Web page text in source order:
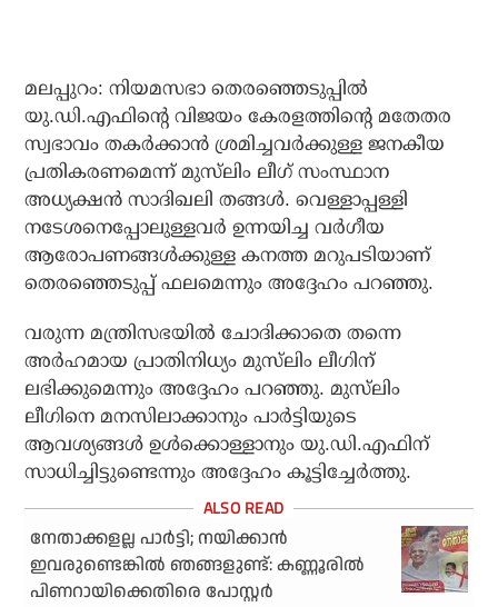
മലപ്പുറം: നിയമസഭാ തെരഞ്ഞെടുപ്പില്‍
യു.ഡി.എഫിന്റെ വിജയം കേരളത്തിന്റെ മതേതര
സ്വഭാവം തകര്‍ക്കാന്‍ ശ്രമിച്ചവര്‍ക്കുള്ള ജനകീയ
പ്രതികരണമെന്ന് മുസ്‌ലിം ലീഗ് സംസ്ഥാന
അധ്യക്ഷന്‍ സാദിഖലി തങ്ങള്‍. വെള്ളാപ്പള്ളി
നടേശനെപ്പോലുള്ളവര്‍ ഉന്നയിച്ച വര്‍ഗീയ
ആരോപണങ്ങള്‍ക്കുള്ള കനത്ത മറുപടിയാണ്
തെരഞ്ഞെടുപ്പ് ഫലമെന്നും അദ്ദേഹം പറഞ്ഞു.
വരുന്ന മന്ത്രിസഭയില്‍ ചോദിക്കാതെ തന്നെ
അര്‍ഹമായ പ്രാതിനിധ്യം മുസ്‌ലിം ലീഗിന്
ലഭിക്കുമെന്നും അദ്ദേഹം പറഞ്ഞു. മുസ്‌ലിം
ലീഗിനെ മനസിലാക്കാനും പാര്‍ട്ടിയുടെ
ആവശ്യങ്ങള്‍ ഉള്‍ക്കൊള്ളാനും യു.ഡി.എഫിന്
സാധിച്ചിട്ടുണ്ടെന്നും അദ്ദേഹം കൂട്ടിച്ചേര്‍ത്തു.
നേതാക്കളല്ല പാര്‍ട്ടി; നയിക്കാന്‍
ഇവരുണ്ടെങ്കില്‍ ഞങ്ങളുണ്ട്: കണ്ണൂരില്‍
പിണറായിക്കെതിരെ പോസ്റ്റര്‍